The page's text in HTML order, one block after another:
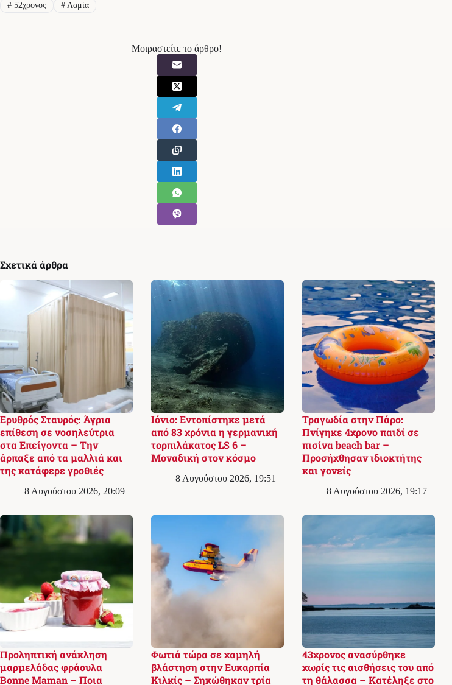
#52χρονος #Λαμία
Μοιραστείτε το άρθρο!
Σχετικά άρθρα
Ερυθρός Σταυρός: Άγρια
επίθεση σε νοσηλεύτρια
στα Επείγοντα – Την
άρπαξε από τα μαλλιά και
της κατάφερε γροθιές
8 Αυγούστου 2026, 20:09
Ιόνιο: Εντοπίστηκε μετά
από 83 χρόνια η γερμανική
τορπιλάκατος LS 6 –
Μοναδική στον κόσμο
8 Αυγούστου 2026, 19:51
Τραγωδία στην Πάρο:
Πνίγηκε 4χρονο παιδί σε
πισίνα beach bar –
Προσήχθησαν ιδιοκτήτης
και γονείς
8 Αυγούστου 2026, 19:17
Προληπτική ανάκληση
μαρμελάδας φράουλα
Bonne Maman – Ποια
Φωτιά τώρα σε χαμηλή
βλάστηση στην Ευκαρπία
Κιλκίς – Σηκώθηκαν τρία
43χρονος ανασύρθηκε
χωρίς τις αισθήσεις του από
τη θάλασσα – Κατέληξε στο